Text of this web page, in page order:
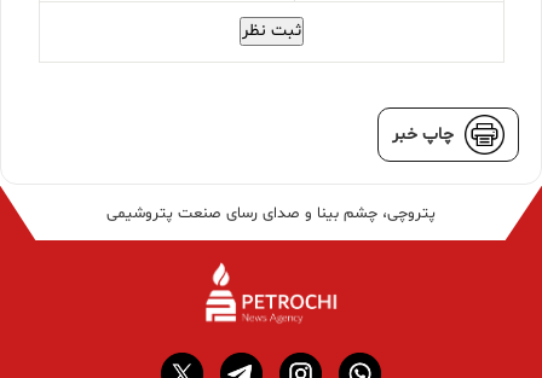
ثبت نظر
چاپ خبر
پتروچی، چشم بینا و صدای رسای صنعت پتروشیمی